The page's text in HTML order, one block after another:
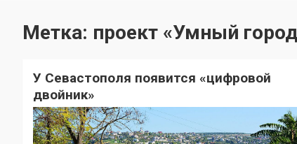
Метка: проект «Умный
У Севастополя появится «цифровой
двойник»